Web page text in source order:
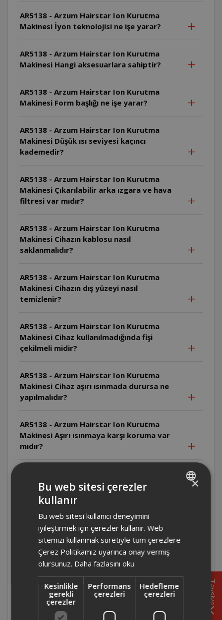
AR5138 - Arzum Hairstar Ion Kurutma
Makinesi İyon teknolojisi ne işe yarar?
AR5138 - Arzum Hairstar Ion Kurutma
Makinesi Hangi aksesuarlara sahiptir?
AR5138 - Arzum Hairstar Ion Kurutma
Makinesi Form başlığı ne işe yarar?
AR5138 - Arzum Hairstar Ion Kurutma
Makinesi Düşük ısı seviyesi kaçıncı
kademedir?
AR5138 - Arzum Hairstar Ion Kurutma
Makinesi Çıkarılabilir arka ızgara ve hava
filtresi var mıdır?
AR5138 - Arzum Hairstar Ion Kurutma
Makinesi Cihazın kablosu nasıl
saklanmalıdır?
AR5138 - Arzum Hairstar Ion Kurutma
Makinesi Cihazın dış yüzeyi nasıl
temizlenir?
AR5138 - Arzum Hairstar Ion Kurutma
Makinesi Cihaz kullanılmadığında fişi
çekilmeli midir?
AR5138 - Arzum Hairstar Ion Kurutma
Makinesi Cihaz aşırı ısınmada durursa ne
yapılmalıdır?
AR5138 - Arzum Hairstar Ion Kurutma
Makinesi Aşırı ısınmaya karşı koruma var
mıdır?
Makinesi Arıza durumunda ne yapılmalıdır?
AR5134- Arzum Hairstar Neo Kurutma
Makinesi Üretici/İthalatçı firma kimdir ve
ürün nerede üretilmiştir?
AR5134- Arzum Hairstar Neo Kurutma
AR5134- Arzum Hairstar Neo Kurutma
Makinesi Uzatma kablosu kullanılabilir mi?
Tavsiye
×
Bu web sitesi çerezler
kullanır
Bu web sitesi kullanıcı deneyimini
iyileştirmek için çerezler kullanır. Web
sitemizi kullanmak suretiyle tüm çerezlere
Çerez Politikamız uyarınca onay vermiş
olursunuz. Daha fazlasını oku
Kesinlikle
gerekli
çerezler
Performans
çerezleri
Hedefleme
çerezleri